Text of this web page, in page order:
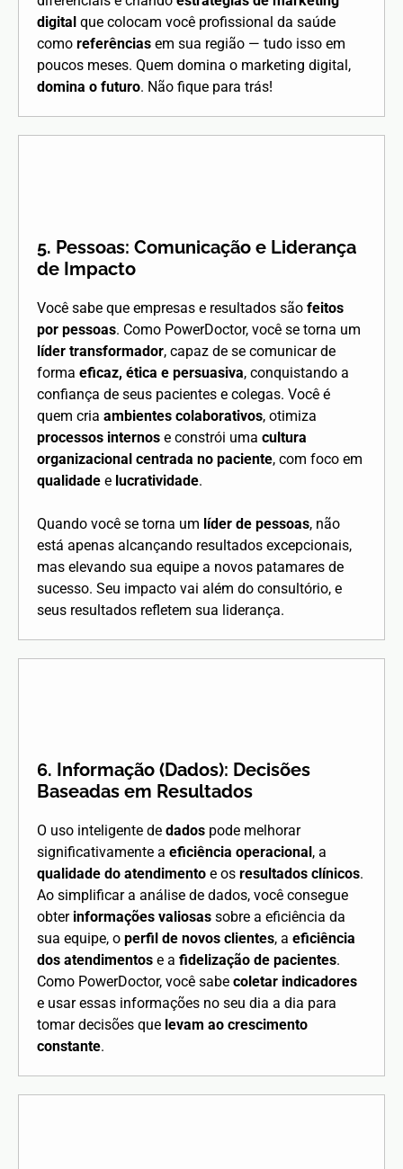
digital que colocam você profissional da saúde
como referências em sua região — tudo isso em
poucos meses. Quem domina o marketing digital,
domina o futuro. Não fique para trás!
5. Pessoas: Comunicação e Liderança
de Impacto
Você sabe que empresas e resultados são feitos
por pessoas. Como PowerDoctor, você se torna um
líder transformador, capaz de se comunicar de
forma eficaz, ética e persuasiva, conquistando a
confiança de seus pacientes e colegas. Você é
quem cria ambientes colaborativos, otimiza
processos internos e constrói uma cultura
organizacional centrada no paciente, com foco em
qualidade e lucratividade.
Quando você se torna um líder de pessoas, não
está apenas alcançando resultados excepcionais,
mas elevando sua equipe a novos patamares de
sucesso. Seu impacto vai além do consultório, e
seus resultados refletem sua liderança.
6. Informação (Dados): Decisões
Baseadas em Resultados
O uso inteligente de dados pode melhorar
significativamente a eficiência operacional, a
qualidade do atendimento e os resultados clínicos.
Ao simplificar a análise de dados, você consegue
obter informações valiosas sobre a eficiência da
sua equipe, o perfil de novos clientes, a eficiência
dos atendimentos e a fidelização de pacientes.
Como PowerDoctor, você sabe coletar indicadores
e usar essas informações no seu dia a dia para
tomar decisões que levam ao crescimento
constante.